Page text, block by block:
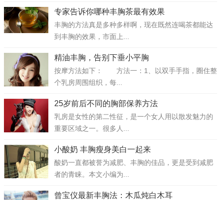
专家告诉你哪种丰胸茶最有效果
丰胸的方法真是多种多样啊，现在既然连喝茶都能达
到丰胸的效果，市面上...
精油丰胸，告别下垂小平胸
按摩方法如下： 方法一：1、以双手手指，圈住整
个乳房周围组织，每...
25岁前后不同的胸部保养方法
乳房是女性的第二性征，是一个女人用以散发魅力的
重要区域之一。很多人...
小酸奶 丰胸瘦身美白一起来
酸奶一直都被誉为减肥、丰胸的佳品，更是受到减肥
者的青睐。本文小编为...
曾宝仪最新丰胸法：木瓜炖白木耳